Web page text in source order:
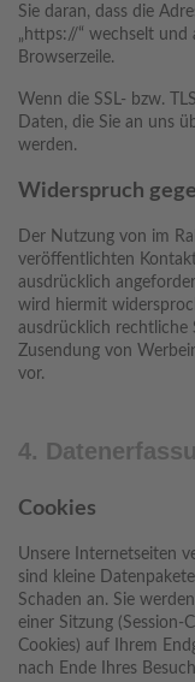
Sie daran, dass die
„https://“ wechselt und
Browserzeile.
Wenn die SSL- bzw.
Daten, die Sie an uns
werden.
Widerspruch
Der Nutzung von im
veröffentlichten
ausdrücklich
wird hiermit
ausdrücklich rechtliche
Zusendung von
vor.
4.
Cookies
Unsere Internetseiten
sind kleine
Schaden an. Sie
einer Sitzung (Session-
Cookies) auf Ihrem
nach Ende Ihres